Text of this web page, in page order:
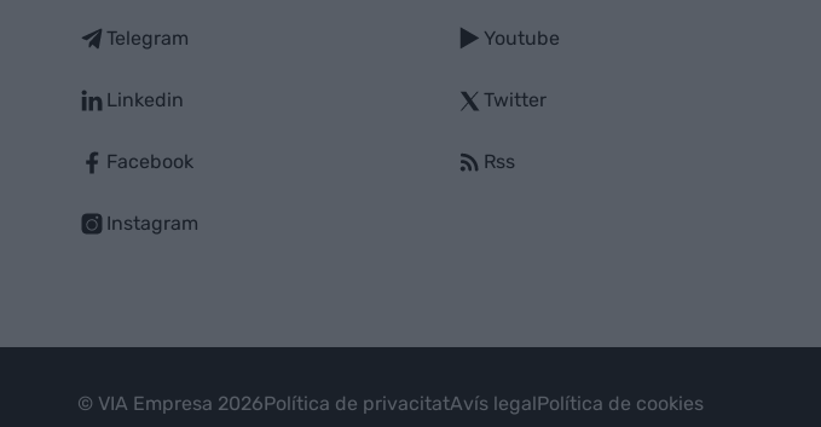
Telegram
Linkedin
Facebook
Instagram
Youtube
Twitter
Rss
© VIA Empresa 2026Política de privacitatAvís legalPolítica de cookies